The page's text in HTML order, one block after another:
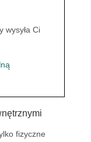
wysyła Ci
fizyczne